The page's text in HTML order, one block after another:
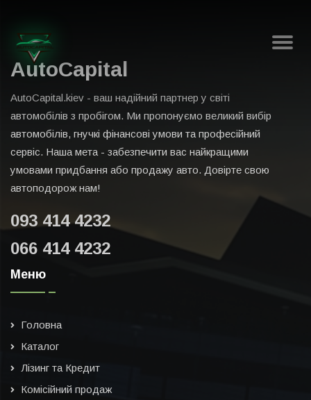
AutoCapital
AutoCapital.kiev - ваш надійний партнер у світі
автомобілів з пробігом. Ми пропонуємо великий вибір
автомобілів, гнучкі фінансові умови та професійний
сервіс. Наша мета - забезпечити вас найкращими
умовами придбання або продажу авто. Довірте свою
автоподорож нам!
093 414 4232
066 414 4232
Меню
Головна
Каталог
Лізинг та Кредит
Комісійний продаж